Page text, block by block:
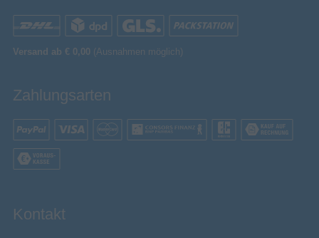
Versand ab € 0,00 (Ausnahmen möglich)
Zahlungsarten
Kontakt